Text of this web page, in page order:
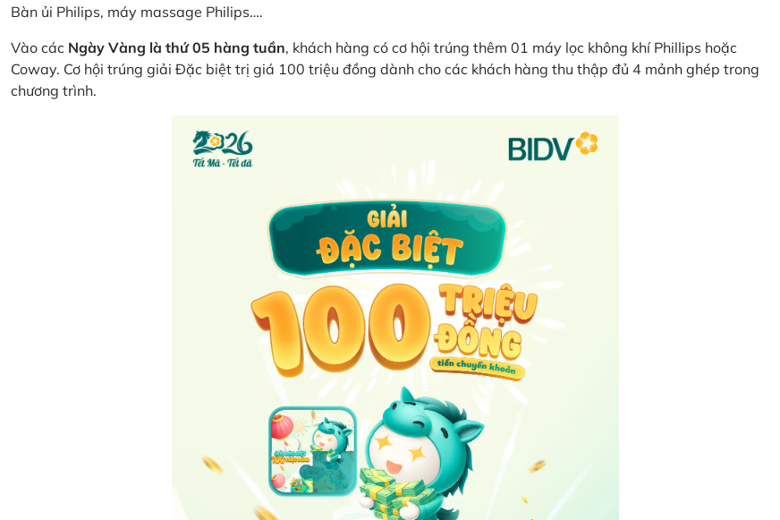
Bàn ủi Philips, máy massage Philips….
Vào các Ngày Vàng là thứ 05 hàng tuần, khách hàng có cơ hội trúng thêm 01 máy lọc không khí Phillips hoặc
Coway. Cơ hội trúng giải Đặc biệt trị giá 100 triệu đồng dành cho các khách hàng thu thập đủ 4 mảnh ghép trong
chương trình.